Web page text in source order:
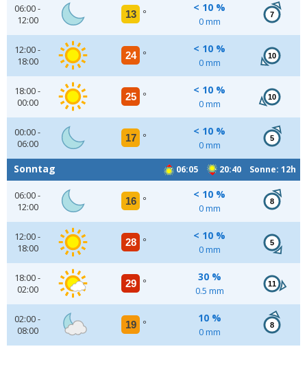
06:00 -
12:00
13 °
< 10 %
0 mm
7
12:00 -
18:00
24 °
< 10 %
0 mm
10
18:00 -
00:00
25 °
< 10 %
0 mm
10
00:00 -
06:00
17 °
< 10 %
0 mm
5
06:05 20:40 Sonne: 12h
Sonntag
06:00 -
12:00
16 °
< 10 %
0 mm
8
12:00 -
18:00
28 °
< 10 %
0 mm
5
18:00 -
02:00
29 °
30 %
0.5 mm
11
02:00 -
08:00
19 °
10 %
0 mm
8